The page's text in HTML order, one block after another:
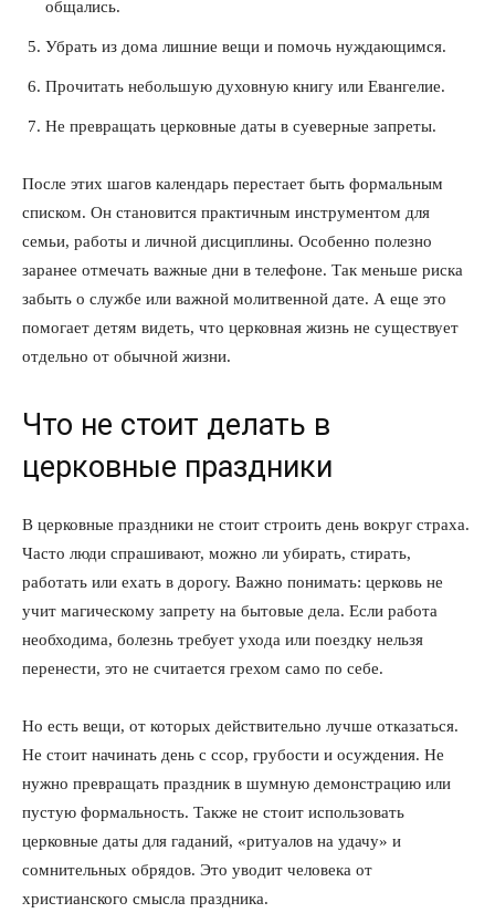
ПОДПИСАТЬСЯ СЕЙЧАС
Политика конфиденциальности
Отказ от ответственности
Подписка
Реклама
Контакты
общались.
Убрать из дома лишние вещи и помочь нуждающимся.
Прочитать небольшую духовную книгу или Евангелие.
Не превращать церковные даты в суеверные запреты.
После этих шагов календарь перестает быть формальным
списком. Он становится практичным инструментом для
семьи, работы и личной дисциплины. Особенно полезно
заранее отмечать важные дни в телефоне. Так меньше риска
забыть о службе или важной молитвенной дате. А еще это
помогает детям видеть, что церковная жизнь не существует
отдельно от обычной жизни.
Что не стоит делать в
церковные праздники
В церковные праздники не стоит строить день вокруг страха.
Часто люди спрашивают, можно ли убирать, стирать,
работать или ехать в дорогу. Важно понимать: церковь не
учит магическому запрету на бытовые дела. Если работа
необходима, болезнь требует ухода или поездку нельзя
перенести, это не считается грехом само по себе.
Но есть вещи, от которых действительно лучше отказаться.
Не стоит начинать день с ссор, грубости и осуждения. Не
нужно превращать праздник в шумную демонстрацию или
пустую формальность. Также не стоит использовать
церковные даты для гаданий, «ритуалов на удачу» и
сомнительных обрядов. Это уводит человека от
христианского смысла праздника.